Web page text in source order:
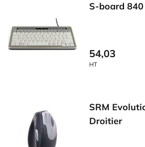
S-board
54,03
HT
SRM
Droitier